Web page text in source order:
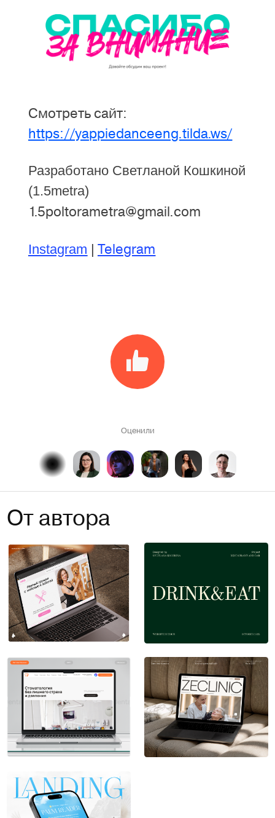
Смотреть сайт:
https://yappiedanceeng.tilda.ws/
Разработано Светланой Кошкиной
(1.5metra)
1.5poltorametra@gmail.com
Instagram Telegram
Оценили
От автора